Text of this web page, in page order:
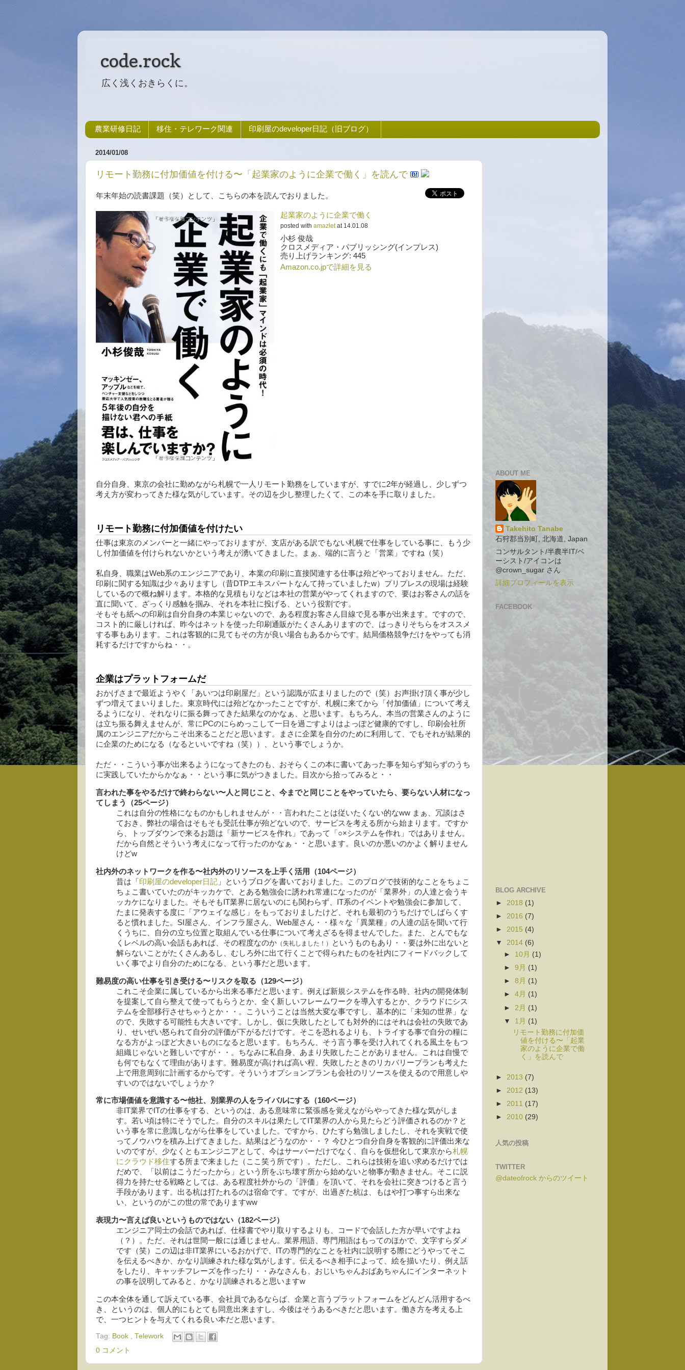
code.rock
広く浅くおきらくに。
農業研修日記 移住・テレワーク関連 印刷屋のdeveloper日記（旧ブログ）
2014/01/08
リモート勤務に付加価値を付ける〜「起業家のように企業で働く」を読んで
年末年始の読書課題（笑）として、こちらの本を読んでおりました。
起業家のように企業で働く
posted with amazletat 14.01.08
小杉 俊哉
クロスメディア・パブリッシング(インプレス)
売り上げランキング: 445
Amazon.co.jpで詳細を見る
自分自身、東京の会社に勤めながら札幌で一人リモート勤務をしていますが、すでに2年が経過し、少しずつ
考え方が変わってきた様な気がしています。その辺を少し整理したくて、この本を手に取りました。
リモート勤務に付加価値を付けたい
仕事は東京のメンバーと一緒にやっておりますが、支店がある訳でもない札幌で仕事をしている事に、もう少
し付加価値を付けられないかという考えが湧いてきました。まぁ、端的に言うと「営業」ですね（笑）
私自身、職業はWeb系のエンジニアであり、本業の印刷に直接関連する仕事は殆どやっておりません。ただ、
印刷に関する知識は少々ありますし（昔DTPエキスパートなんて持っていましたw）プリプレスの現場は経験
しているので概ね解ります。本格的な見積もりなどは本社の営業がやってくれますので、要はお客さんの話を
直に聞いて、ざっくり感触を掴み、それを本社に投げる、という役割です。
そもそも紙への印刷は自分自身の本業じゃないので、ある程度お客さん目線で見る事が出来ます。ですので、
コスト的に厳しければ、昨今はネットを使った印刷通販がたくさんありますので、はっきりそちらをオススメ
する事もあります。これは客観的に見てもその方が良い場合もあるからです。結局価格競争だけをやっても消
耗するだけですからね・・。
企業はプラットフォームだ
おかげさまで最近ようやく「あいつは印刷屋だ」という認識が広まりましたので（笑）お声掛け頂く事が少し
ずつ増えてまいりました。東京時代には殆どなかったことですが、札幌に来てから「付加価値」について考え
るようになり、それなりに振る舞ってきた結果なのかなぁ、と思います。もちろん、本当の営業さんのように
は立ち振る舞えませんが、常にPCのにらめっこして一日を過ごすよりはよっぽど健康的ですし、印刷会社所
属のエンジニアだからこそ出来ることだと思います。まさに企業を自分のために利用して、でもそれが結果的
に企業のためになる（なるといいですね（笑））、という事でしょうか。
ただ・・こういう事が出来るようになってきたのも、おそらくこの本に書いてあった事を知らず知らずのうち
に実践していたからかなぁ・・という事に気がつきました。目次から拾ってみると・・
言われた事をやるだけで終わらない〜人と同じこと、今までと同じことをやっていたら、要らない人材になっ
てしまう（25ページ）
これは自分の性格になものかもしれませんが・・言われたことは従いたくない的なww まぁ、冗談はさ
ておき、弊社の場合はそもそも受託仕事が殆どないので、サービスを考える所から始まります。ですか
ら、トップダウンで来るお題は「新サービスを作れ」であって「○×システムを作れ」ではありません。
だから自然とそういう考えになって行ったのかなぁ・・と思います。良いのか悪いのかよく解りません
けどw
社内外のネットワークを作る〜社内外のリソースを上手く活用（104ページ）
昔は「 印刷屋のdeveloper日記 」というブログを書いておりました。このブログで技術的なことをちょこ
ちょこ書いていたのがキッカケで、とある勉強会に誘われ常連になったのが「業界外」の人達と会うキ
ッカケになりました。そもそもIT業界に居ないのにも関わらず、IT系のイベントや勉強会に参加して、
たまに発表する度に「アウェイな感じ」をもっておりましたけど、それも最初のうちだけでしばらくす
ると慣れました。SI屋さん、インフラ屋さん、Web屋さん・・様々な「異業種」の人達の話を聞いて行
くうちに、自分の立ち位置と取組んでいる仕事について考えざるを得ませんでした。また、とんでもな
くレベルの高い会話もあれば、その程度なのか （失礼しました！）
というものもあり・・要は外に出ないと
解らないことがたくさんあるし、むしろ外に出て行くことで得られたものを社内にフィードバックして
いく事でより自分のためになる、という事だと思います。
難易度の高い仕事を引き受ける〜リスクを取る（129ページ）
これこそ企業に属しているから出来る事だと思います。例えば新規システムを作る時、社内の開発体制
を提案して自ら整えて使ってもらうとか、全く新しいフレームワークを導入するとか、クラウドにシス
テムを全部移行させちゃうとか・・。こういうことは当然大変な事ですし、基本的に「未知の世界」な
ので、失敗する可能性も大きいです。しかし、仮に失敗したとしても対外的にはそれは会社の失敗であ
り、せいぜい怒られて自分の評価が下がるだけです。そこを恐れるよりも、トライする事で自分の糧に
なる方がよっぽど大きいものになると思います。もちろん、そう言う事を受け入れてくれる風土をもつ
組織じゃないと難しいですが・・。ちなみに私自身、あまり失敗したことがありません。これは自慢で
も何でもなくて理由があります。難易度が高ければ高い程、失敗したときのリカバリープランも考えた
上で用意周到に計画するからです。そういうオプションプランも会社のリソースを使えるので用意しや
すいのではないでしょうか？
常に市場価値を意識する〜他社、別業界の人をライバルにする（160ページ）
非IT業界でITの仕事をする、というのは、ある意味常に緊張感を覚えながらやってきた様な気がしま
す。若い頃は特にそうでした。自分のスキルは果たしてIT業界の人から見たらどう評価されるのか？と
いう事を常に意識しながら仕事をしていました。ですから、ひたすら勉強しましたし、それを実戦で使
ってノウハウを積み上げてきました。結果はどうなのか・・？ 今ひとつ自分自身を客観的に評価出来な
いのですが、少なくともエンジニアとして、今はサーバーだけでなく、自らを仮想化して東京から札幌
にクラウド移住する所まで来ました（ここ笑う所です）。ただし、これらは技術を追い求めるだけでは
だめで、「以前はこうだったから」という所をぶち壊す所から始めないと物事が動きません。そこに説
得力を持たせる戦略としては、ある程度社外からの「評価」を頂いて、それを会社に突きつけると言う
手段があります。出る杭は打たれるのは宿命です。ですが、出過ぎた杭は、もはや打つ事すら出来な
い、というのがこの世の常でありますww
表現力〜言えば良いというものではない（182ページ）
エンジニア同士の会話であれば、仕様書でやり取りするよりも、コードで会話した方が早いですよね
（？）。ただ、それは世間一般には通じません。業界用語、専門用語はもってのほかで、文字すらダメ
です（笑）この辺は非IT業界にいるおかげで、ITの専門的なことを社内に説明する際にどうやってそこ
を伝えるべきか、かなり訓練された様な気がします。伝えるべき相手によって、絵を描いたり、例え話
をしたり、キャッチフレーズを作ったり・・みなさんも、おじいちゃんおばあちゃんにインターネット
の事を説明してみると、かなり訓練されると思いますw
この本全体を通して訴えている事、会社員であるならば、企業と言うプラットフォームをどんどん活用するべ
き、というのは、個人的にもとても同意出来ますし、今後はそうあるべきだと思います。働き方を考える上
で、一つヒントを与えてくれる良い本だと思います。
Tag: Book
Telework
0 コメント
ABOUT ME
Takehito Tanabe
石狩郡当別町, 北海道, Japan
コンサルタント/半農半IT/ベ
ーシスト/アイコンは
@crown_sugar さん
詳細プロフィールを表示
FACEBOOK
BLOG ARCHIVE
► 2018 (1)
► 2016 (7)
► 2015 (4)
▼
2014 (6)
► 10月 (1)
►9月 (1)
►8月 (1)
►4月 (1)
► 2月 (1)
▼
1月 (1)
リモート勤務に付加価
値を付ける〜「起業
家のように企業で働
く」を読んで
► 2013 (7)
► 2012 (13)
► 2011 (17)
► 2010 (29)
人気の投稿
TWITTER
@dateofrock からのツイート